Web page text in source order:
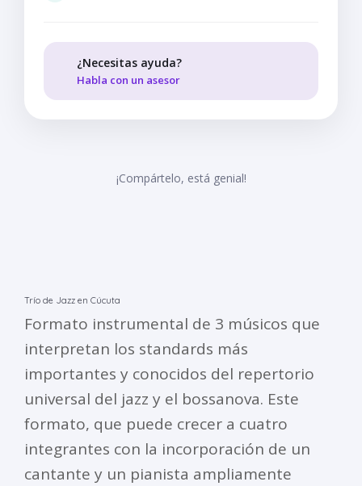
¿Necesitas ayuda?
Habla con un asesor
¡Compártelo, está genial!
Trío de Jazz en Cúcuta
Formato instrumental de 3 músicos que
interpretan los standards más
importantes y conocidos del repertorio
universal del jazz y el bossanova. Este
formato, que puede crecer a cuatro
integrantes con la incorporación de un
cantante y un pianista ampliamente